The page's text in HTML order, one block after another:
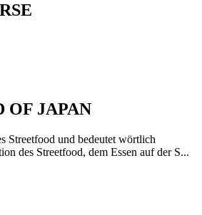
OF JAPAN
Streetfood und bedeutet wörtlich
des Streetfood, dem Essen auf der S...